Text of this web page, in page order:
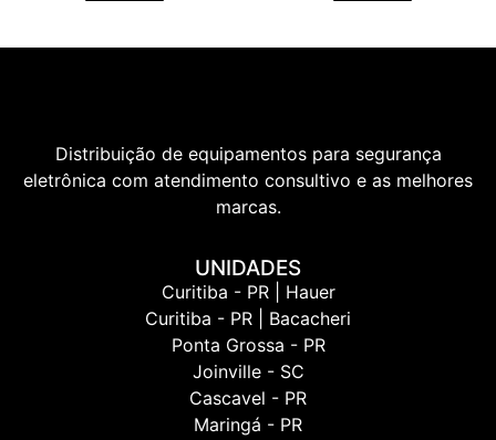
Distribuição de equipamentos para segurança
eletrônica com atendimento consultivo e as melhores
marcas.
UNIDADES
Curitiba - PR | Hauer
Curitiba - PR | Bacacheri
Ponta Grossa - PR
Joinville - SC
Cascavel - PR
Maringá - PR